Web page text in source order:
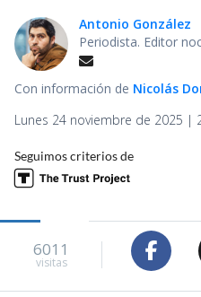
Antonio González
Periodista. Editor
Con información de Nicolás
Lunes 24 noviembre de 2025 |
Seguimos criterios de
6011
visitas